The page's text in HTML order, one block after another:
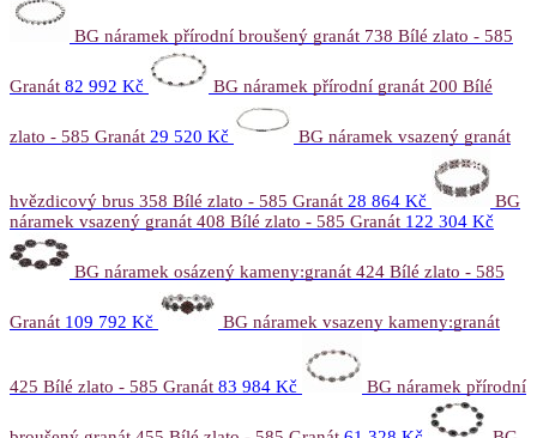
BG náramek přírodní broušený granát 738 Bílé zlato - 585
Granát 82 992 Kč BG náramek přírodní granát 200 Bílé
zlato - 585 Granát 29 520 Kč BG náramek vsazený granát
hvězdicový brus 358 Bílé zlato - 585 Granát 28 864 Kč
BG
náramek vsazený granát 408 Bílé zlato - 585 Granát 122 304 Kč
BG náramek osázený kameny:granát 424 Bílé zlato - 585
Granát 109 792 Kč BG náramek vsazeny kameny:granát
425 Bílé zlato - 585 Granát 83 984 Kč BG náramek přírodní